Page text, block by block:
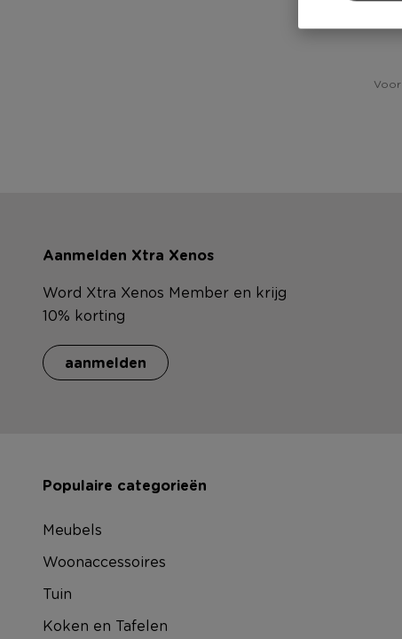
Aanmelden Xtra Xenos
Word Xtra Xenos Member en krijg
10% korting
aanmelden
Populaire categorieën
Meubels
Woonaccessoires
Tuin
Koken en Tafelen